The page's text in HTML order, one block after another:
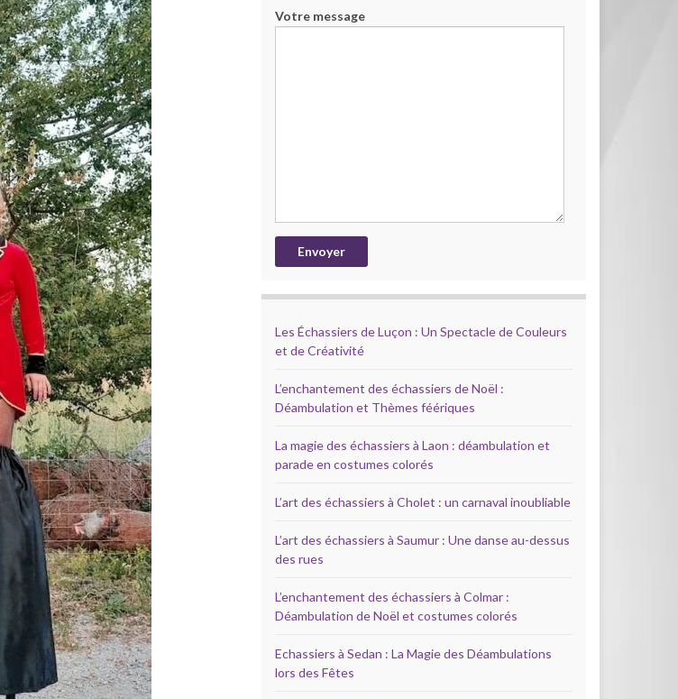
Votre message
Les Échassiers de Luçon : Un Spectacle de Couleurs
et de Créativité
L’enchantement des échassiers de Noël :
Déambulation et Thèmes féériques
La magie des échassiers à Laon : déambulation et
parade en costumes colorés
L’art des échassiers à Cholet : un carnaval inoubliable
L’art des échassiers à Saumur : Une danse au-dessus
des rues
L’enchantement des échassiers à Colmar :
Déambulation de Noël et costumes colorés
Echassiers à Sedan : La Magie des Déambulations
lors des Fêtes